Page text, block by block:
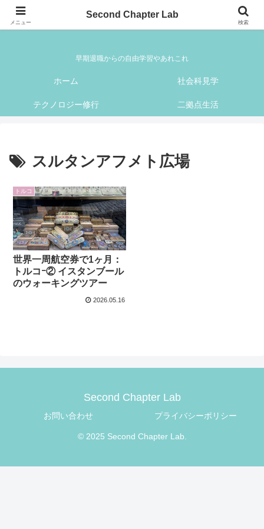
Second Chapter Lab
早期退職からの自由学習やあれこれ
ホーム 社会科見学
テクノロジー修行 二拠点生活
スルタンアフメト広場
トルコ
世界一周航空券で1ヶ月：
トルコｰ② イスタンブール
のウォーキングツアー
2026.05.16
Second Chapter Lab
お問い合わせ プライバシーポリシー
© 2025 Second Chapter Lab.
メニュー
Second Chapter Lab
検索